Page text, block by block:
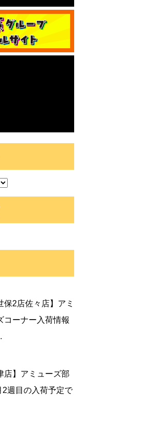
保2店佐々店】アミ
コーナー入荷情報
店】アミューズ部
2週目の入荷予定で